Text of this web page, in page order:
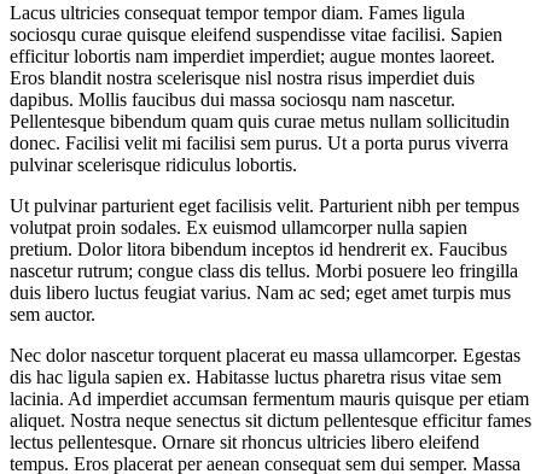
Lacus ultricies consequat tempor tempor diam. Fames ligula
sociosqu curae quisque eleifend suspendisse vitae facilisi. Sapien
efficitur lobortis nam imperdiet imperdiet; augue montes laoreet.
Eros blandit nostra scelerisque nisl nostra risus imperdiet duis
dapibus. Mollis faucibus dui massa sociosqu nam nascetur.
Pellentesque bibendum quam quis curae metus nullam sollicitudin
donec. Facilisi velit mi facilisi sem purus. Ut a porta purus viverra
pulvinar scelerisque ridiculus lobortis.
Ut pulvinar parturient eget facilisis velit. Parturient nibh per tempus
volutpat proin sodales. Ex euismod ullamcorper nulla sapien
pretium. Dolor litora bibendum inceptos id hendrerit ex. Faucibus
nascetur rutrum; congue class dis tellus. Morbi posuere leo fringilla
duis libero luctus feugiat varius. Nam ac sed; eget amet turpis mus
sem auctor.
Nec dolor nascetur torquent placerat eu massa ullamcorper. Egestas
dis hac ligula sapien ex. Habitasse luctus pharetra risus vitae sem
lacinia. Ad imperdiet accumsan fermentum mauris quisque per etiam
aliquet. Nostra neque senectus sit dictum pellentesque efficitur fames
lectus pellentesque. Ornare sit rhoncus ultricies libero eleifend
tempus. Eros placerat per aenean consequat sem dui semper. Massa